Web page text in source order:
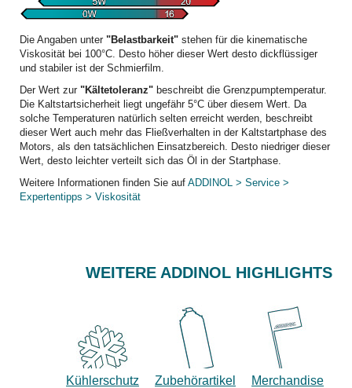
Die Angaben unter "Belastbarkeit" stehen für die kinematische
Viskosität bei 100°C. Desto höher dieser Wert desto dickflüssiger
und stabiler ist der Schmierfilm.
Der Wert zur "Kältetoleranz" beschreibt die Grenzpumptemperatur.
Die Kaltstartsicherheit liegt ungefähr 5°C über diesem Wert. Da
solche Temperaturen natürlich selten erreicht werden, beschreibt
dieser Wert auch mehr das Fließverhalten in der Kaltstartphase des
Motors, als den tatsächlichen Einsatzbereich. Desto niedriger dieser
Wert, desto leichter verteilt sich das Öl in der Startphase.
Weitere Informationen finden Sie auf ADDINOL > Service >
Expertentipps > Viskosität
WEITERE ADDINOL HIGHLIGHTS
Kühlerschutz Zubehörartikel Merchandise